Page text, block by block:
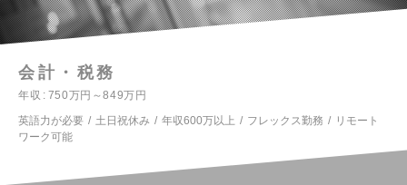
会計・税務
年収
750万円～849万円
英語力が必要
土日祝休み 年収600万以上 フレックス勤務
リモート
ワーク可能